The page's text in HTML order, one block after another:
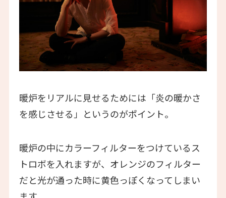
暖炉をリアルに見せるためには「炎の暖かさ
を感じさせる」というのがポイント。
暖炉の中にカラーフィルターをつけているス
トロボを入れますが、オレンジのフィルター
だと光が通った時に黄色っぽくなってしまい